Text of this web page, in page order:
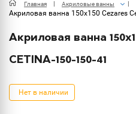
Главная Акриловые ванны
Акриловая ванна 150х150 Cezares
Акриловая ванна
CETINA-150-150-41
Нет в наличии